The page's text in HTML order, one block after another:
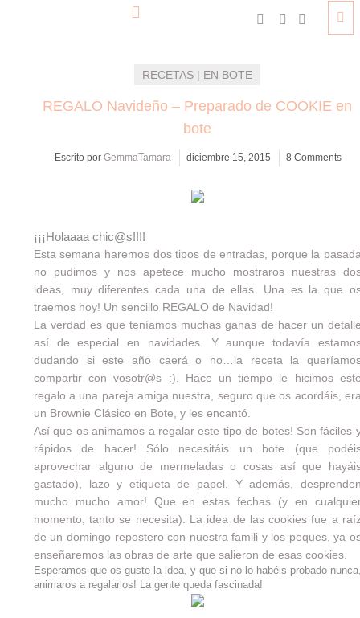
RECETAS | EN BOTE
REGALO Navideño – Preparado de COOKIE en
bote
Escrito porGemmaTamara diciembre 15, 2015 8 Comments
¡¡¡Holaaaa chic@s!!!!
Esta semana haremos dos tipos de entradas, porque la
no pudimos y nos apetece mucho mostraros nuestras
ideas, muy diferentes cada una de ellas. Una es la que
traemos hoy! Un sencillo REGALO de Navidad!
La verdad es que teníamos muchas ganas de hacer un
así de especial en navidades. Y aunque todavía
dudando si este año caerá o no…la receta la
compartir con vosotr@s :). Hace un tiempo le hicimos
regalo a una pareja amiga nuestra, seguro que os acordáis,
un Brownie Clásico en Bote , y les encantó.
Así que os animamos a regalar este tipo de botes! Son fáciles
rápidos de hacer! Sólo necesitáis un bote (que
aprovechar alguno de mermeladas o cosas así que
gastado), lazo y etiqueta de papel. Y además,
mucho mucho amor! Que en estas fechas (y en
momento, tanto se necesita). La idea de las cookies fue a
de un domingo repostero con nuestra famili y los peques, ya
enseñaremos las obras de arte que salieron de esas cookies.
Esperamos que os guste la idea, y que si no lo habéis probado
animaros a regalarlos! La gente queda fascinada!